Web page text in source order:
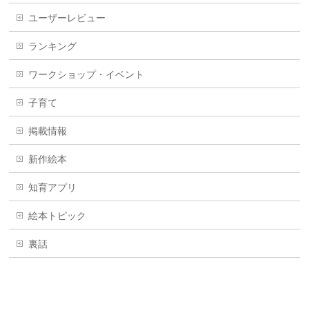
ユーザーレビュー
ランキング
ワークショップ・イベント
子育て
掲載情報
新作絵本
知育アプリ
絵本トピック
裏話